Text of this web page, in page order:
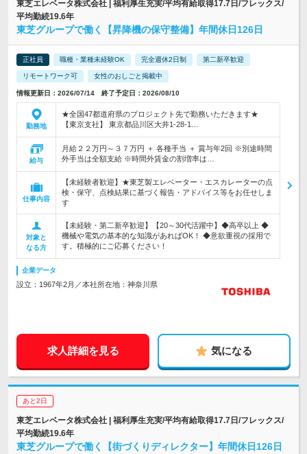
東芝エレベータ株式会社 | 福利厚生充実/平均有給取得17.7日/フレックス/
平均勤続19.6年
東芝グループで働く【昇降機の保守整備】年間休日126日
正社員 職種・業種未経験OK 完全週休2日制 第二新卒歓迎
リモートワーク可 女性のおしごと掲載中
情報更新日：2026/07/14 終了予定日：2026/08/10
勤務地
★全国47都道府県のプロジェクト先で勤務いただきます★
【東京支社】 東京都品川区大井1-28-1…
給与
月給２２万円～３７万円 ＋ 各種手当 ＋ 賞与年2回 ※別途時間
外手当は全額支給 ※時間外賃金の割増率は…
仕事内容
【未経験者歓迎】★東芝製エレベーター・エスカレーターの点
検・保守、点検結果に基づく報告・アドバイス等をお任せしま
す
対象と
なる方
【未経験・第二新卒歓迎】【20～30代活躍中】◆高卒以上 ◆
機械や電気の基本的な知識があればOK！ ◆意欲重視の採用で
す。積極的にご応募ください！
企業データ
設立：1967年2月／本社所在地：神奈川県
求人詳細を見る 気になる
あと2日
東芝エレベータ株式会社 | 福利厚生充実/平均有給取得17.7日/フレックス/
平均勤続19.6年
東芝グループで働く【街づくりディレクター】年間休日126日